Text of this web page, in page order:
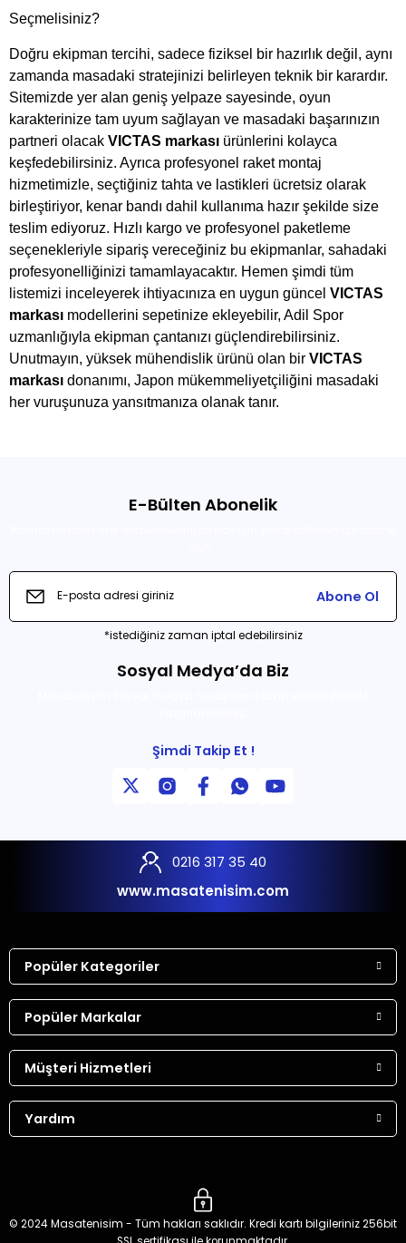
Seçmelisiniz?
Doğru ekipman tercihi, sadece fiziksel bir hazırlık değil, aynı
zamanda masadaki stratejinizi belirleyen teknik bir karardır.
Sitemizde yer alan geniş yelpaze sayesinde, oyun
karakterinize tam uyum sağlayan ve masadaki başarınızın
partneri olacak VICTAS markası ürünlerini kolayca
keşfedebilirsiniz. Ayrıca profesyonel raket montaj
hizmetimizle, seçtiğiniz tahta ve lastikleri ücretsiz olarak
birleştiriyor, kenar bandı dahil kullanıma hazır şekilde size
teslim ediyoruz. Hızlı kargo ve profesyonel paketleme
seçenekleriyle sipariş vereceğiniz bu ekipmanlar, sahadaki
profesyonelliğinizi tamamlayacaktır. Hemen şimdi tüm
listemizi inceleyerek ihtiyacınıza en uygun güncel VICTAS
markası modellerini sepetinize ekleyebilir, Adil Spor
uzmanlığıyla ekipman çantanızı güçlendirebilirsiniz.
Unutmayın, yüksek mühendislik ürünü olan bir VICTAS
markası donanımı, Japon mükemmeliyetçiliğini masadaki
her vuruşunuza yansıtmanıza olanak tanır.
E-Bülten Abonelik
Abone Ol
*istediğiniz zaman iptal edebilirsiniz
Sosyal Medya’da Biz
Şimdi Takip Et !
0216 317 35 40
www.masatenisim.com
Popüler Kategoriler
Popüler Markalar
Müşteri Hizmetleri
Yardım
© 2024 Masatenisim - Tüm hakları saklıdır. Kredi kartı bilgileriniz 256bit